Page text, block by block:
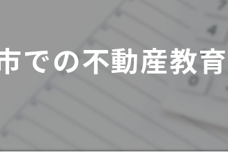
での不動産教